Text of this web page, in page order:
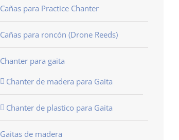
Cañas para Practice Chanter
Cañas para roncón (Drone Reeds)
Chanter para gaita
Chanter de madera para Gaita
Chanter de plastico para Gaita
Gaitas de madera